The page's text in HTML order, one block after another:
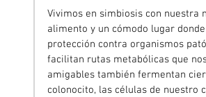
Vivimos en simbiosis con nuestra
alimento y un cómodo lugar
protección contra organismos
facilitan rutas metabólicas que
amigables también fermentan
colonocito, las células de nuestro